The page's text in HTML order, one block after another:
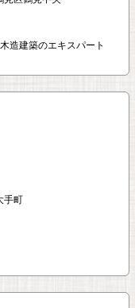
造建築のエキスパート
手町